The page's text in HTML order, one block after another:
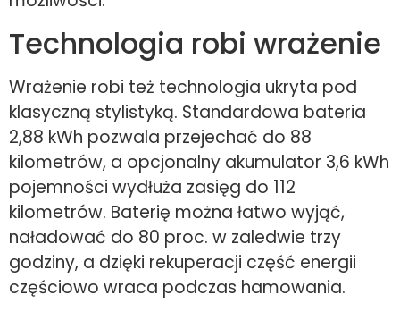
Technologia robi wrażenie
Wrażenie robi też technologia ukryta pod
klasyczną stylistyką. Standardowa bateria
2,88 kWh pozwala przejechać do 88
kilometrów, a opcjonalny akumulator 3,6 kWh
pojemności wydłuża zasięg do 112
kilometrów. Baterię można łatwo wyjąć,
naładować do 80 proc. w zaledwie trzy
godziny, a dzięki rekuperacji część energii
częściowo wraca podczas hamowania.